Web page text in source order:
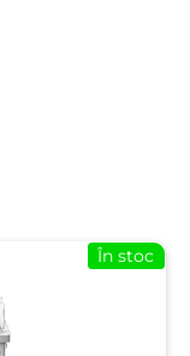
În stoc